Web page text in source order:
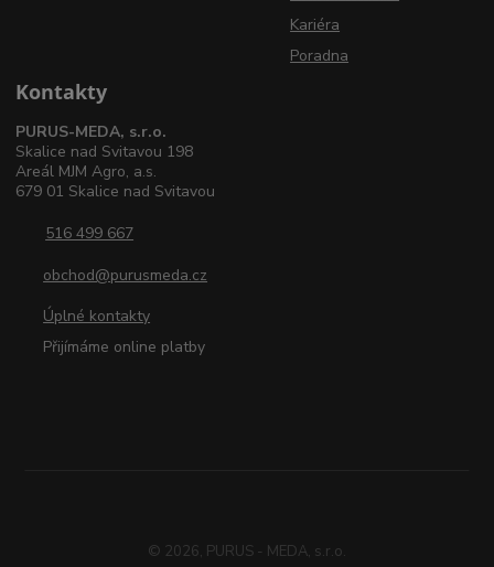
Kariéra
Poradna
Kontakty
PURUS-MEDA, s.r.o.
Skalice nad Svitavou 198
Areál MJM Agro, a.s.
679 01 Skalice nad Svitavou
516 499 667
obchod@purusmeda.cz
Úplné kontakty
Přijímáme online platby
© 2026, PURUS - MEDA, s.r.o.